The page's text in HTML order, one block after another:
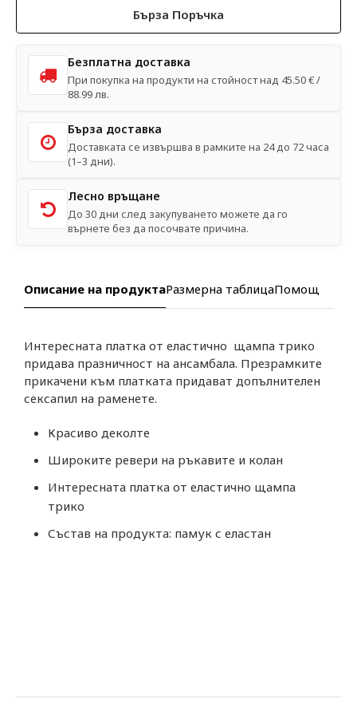
Бърза Поръчка
Безплатна доставка
При покупка на продукти на стойност над 45.50 € /
88.99 лв.
Бърза доставка
Доставката се извършва в рамките на 24 до 72 часа
(1–3 дни).
Лесно връщане
До 30 дни след закупуването можете да го
върнете без да посочвате причина.
Описание на продуктаРазмерна таблицаПомощ
Интересната платка от еластично щампа трико
придава празничност на ансамбала. Презрамките
прикачени към платката придават допълнителен
сексапил на раменете.
Красиво деколте
Широките ревери на ръкавите и колан
Интересната платка от еластично щампа
трико
Състав на продукта: памук с еластан